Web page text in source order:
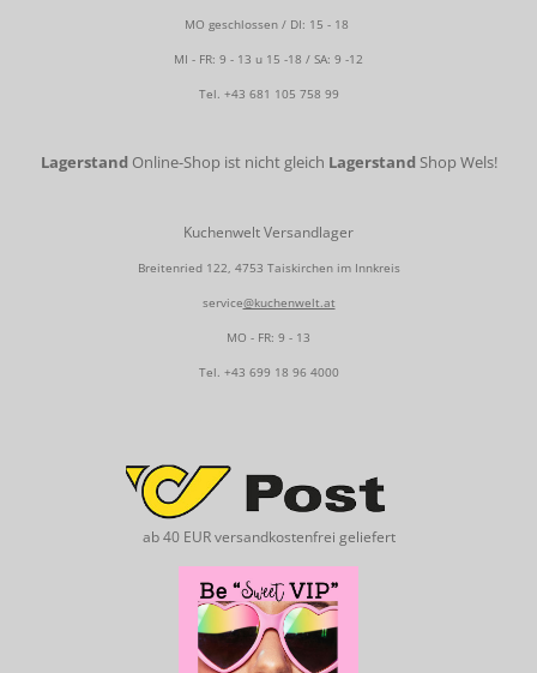
MO geschlossen / DI: 15 - 18
MI - FR: 9 - 13 u 15 -18 / SA: 9 -12
Tel. +43 681 105 758 99
Lagerstand Online-Shop ist nicht gleich Lagerstand Shop Wels!
Kuchenwelt Versandlager
Breitenried 122, 4753 Taiskirchen im Innkreis
service@kuchenwelt.at
MO - FR: 9 - 13
Tel. +43 699 18 96 4000
ab 40 EUR versandkostenfrei geliefert